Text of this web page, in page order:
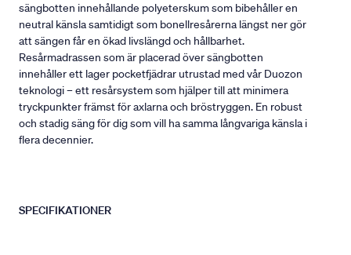
sängbotten innehållande polyeterskum som bibehåller en
neutral känsla samtidigt som bonellresårerna längst ner gör
att sängen får en ökad livslängd och hållbarhet.
Resårmadrassen som är placerad över sängbotten
innehåller ett lager pocketfjädrar utrustad med vår Duozon
teknologi – ett resårsystem som hjälper till att minimera
tryckpunkter främst för axlarna och bröstryggen. En robust
och stadig säng för dig som vill ha samma långvariga känsla i
flera decennier.
SPECIFIKATIONER